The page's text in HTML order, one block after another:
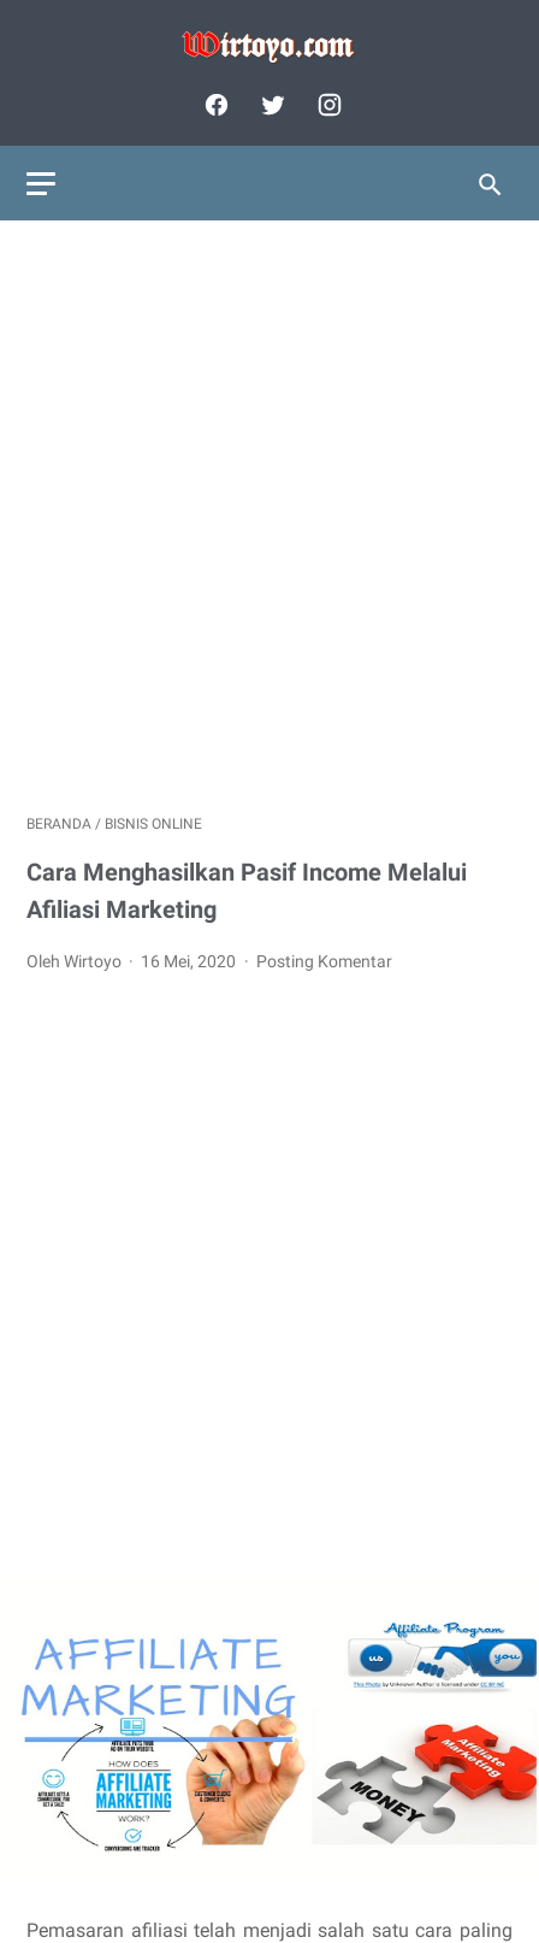
BERANDA / BISNIS ONLINE
Cara Menghasilkan Pasif Income Melalui
Afiliasi Marketing
Oleh Wirtoyo 16 Mei, 2020 Posting Komentar
Pemasaran afiliasi telah menjadi salah satu cara paling